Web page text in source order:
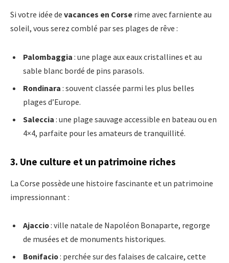
Si votre idée de vacances en Corse rime avec farniente au
soleil, vous serez comblé par ses plages de rêve :
Palombaggia : une plage aux eaux cristallines et au
sable blanc bordé de pins parasols.
Rondinara : souvent classée parmi les plus belles
plages d’Europe.
Saleccia : une plage sauvage accessible en bateau ou en
4×4, parfaite pour les amateurs de tranquillité.
3. Une culture et un patrimoine riches
La Corse possède une histoire fascinante et un patrimoine
impressionnant :
Ajaccio: ville natale de Napoléon Bonaparte, regorge
de musées et de monuments historiques.
Bonifacio: perchée sur des falaises de calcaire, cette